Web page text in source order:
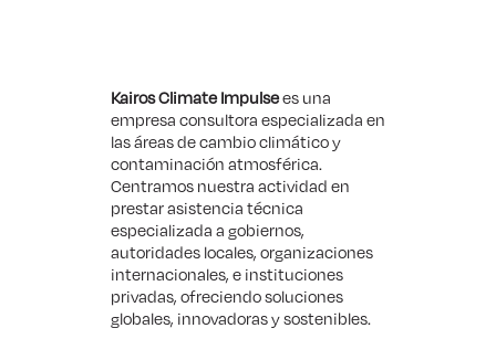
Kairos Climate Impulsees una
empresa consultora especializada en
las áreas de cambio climático y
contaminación atmosférica.
Centramos nuestra actividad en
prestar asistencia técnica
especializada a gobiernos,
autoridades locales, organizaciones
internacionales, e instituciones
privadas, ofreciendo soluciones
globales, innovadoras y sostenibles.